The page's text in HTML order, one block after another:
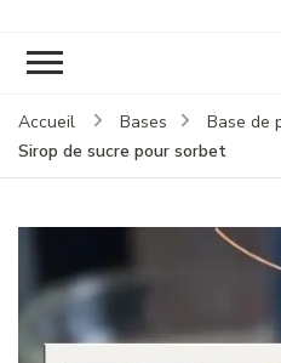
Accueil Bases
Base de
Sirop de sucre pour sorbet